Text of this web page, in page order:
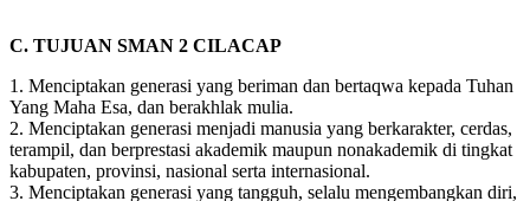
C. TUJUAN SMAN 2 CILACAP
1. Menciptakan generasi yang beriman dan bertaqwa kepada Tuhan
Yang Maha Esa, dan berakhlak mulia.
2. Menciptakan generasi menjadi manusia yang berkarakter, cerdas,
terampil, dan berprestasi akademik maupun nonakademik di tingkat
kabupaten, provinsi, nasional serta internasional.
3. Menciptakan generasi yang tangguh, selalu mengembangkan diri,